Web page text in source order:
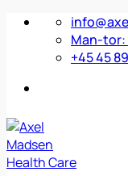
Fortsæt
Man-tor:
+45 45